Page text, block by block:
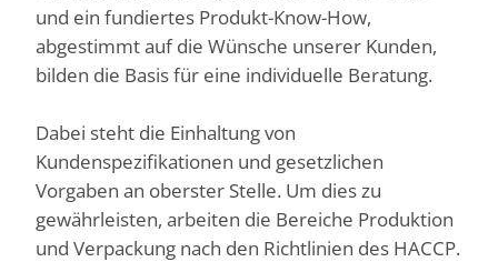
und ein fundiertes Produkt-Know-How,
abgestimmt auf die Wünsche unserer Kunden,
bilden die Basis für eine individuelle Beratung.
Dabei steht die Einhaltung von
Kundenspezifikationen und gesetzlichen
Vorgaben an oberster Stelle. Um dies zu
gewährleisten, arbeiten die Bereiche Produktion
und Verpackung nach den Richtlinien des HACCP.